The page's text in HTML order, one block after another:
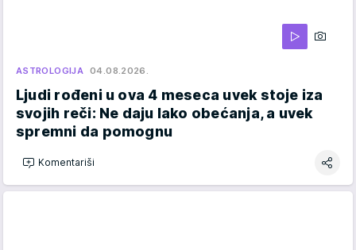
ASTROLOGIJA 04.08.2026.
Ljudi rođeni u ova 4 meseca uvek stoje iza
svojih reči: Ne daju lako obećanja, a uvek
spremni da pomognu
Komentariši